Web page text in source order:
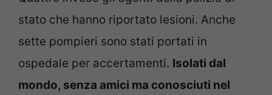
stato che hanno riportato lesioni. Anche
sette pompieri sono stati portati in
ospedale per accertamenti. Isolati dal
mondo, senza amici ma conosciuti nel